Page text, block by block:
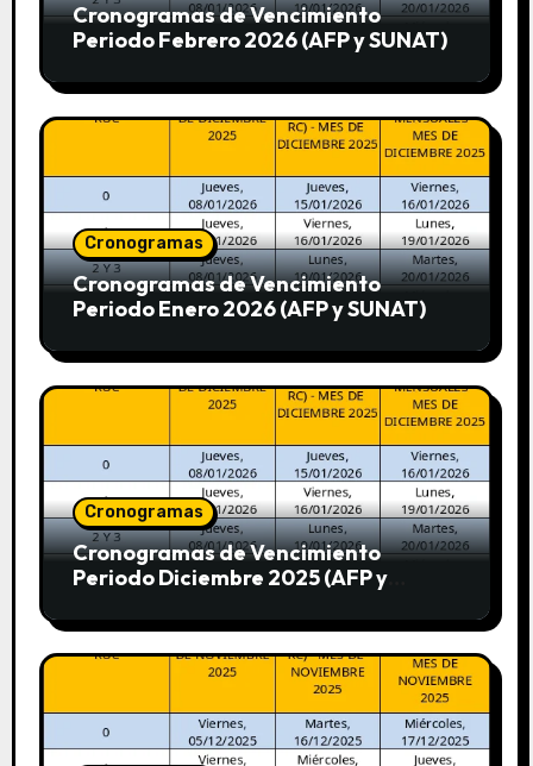
Cronogramas de Vencimiento
Periodo Febrero 2026 (AFP y SUNAT)
Cronogramas
Cronogramas de Vencimiento
Periodo Enero 2026 (AFP y SUNAT)
Cronogramas
Cronogramas de Vencimiento
Periodo Diciembre 2025 (AFP y